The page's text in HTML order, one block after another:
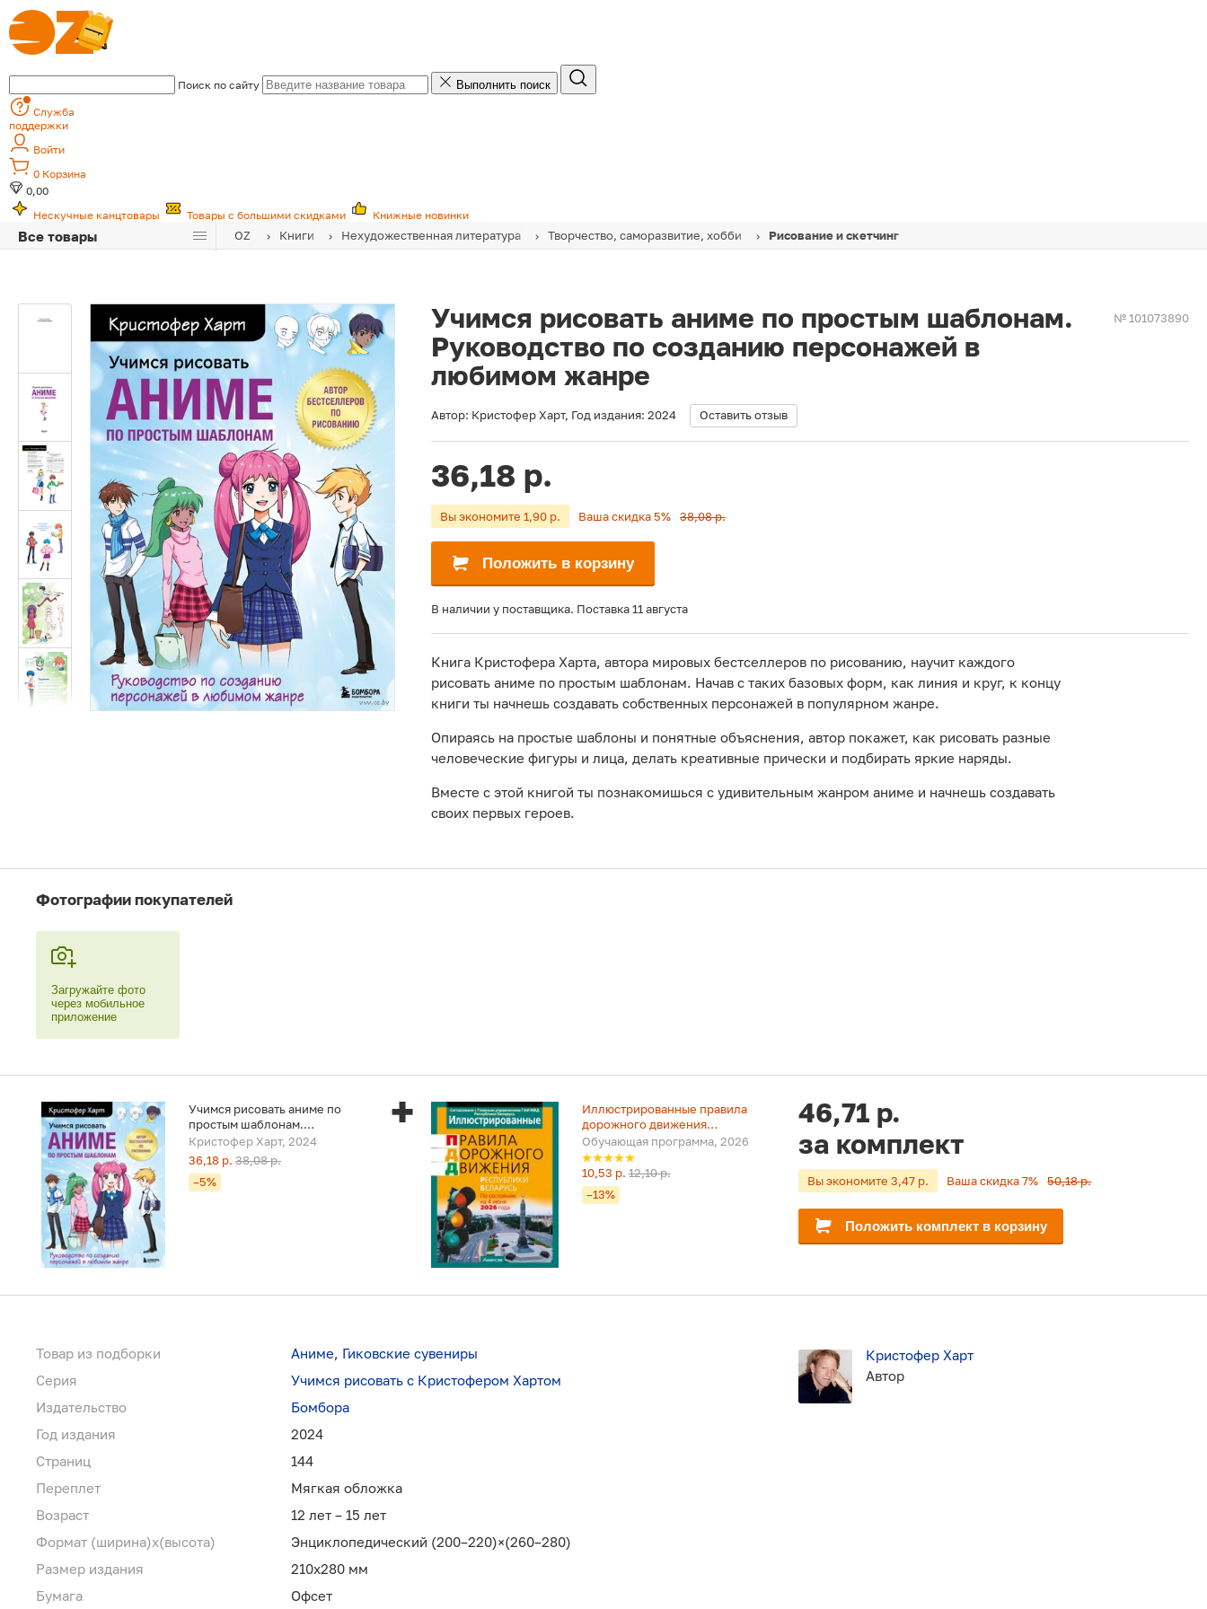
Поиск по сайту
Выполнить поиск
Служба
поддержки
Войти
0 Корзина
0,00
Нескучные канцтовары
Товары с большими скидками Книжные новинки
Все товары OZ Книги Нехудожественная литература Творчество, саморазвитие, хобби Рисование и скетчинг
Учимся рисовать аниме по простым шаблонам.
Руководство по созданию персонажей в
любимом жанре
№ 101073890
Автор: Кристофер Харт, Год издания: 2024 Оставить отзыв
36,18 р.
Вы экономите 1,90 р. Ваша скидка 5% 38,08 р.
Положить в корзину
В наличии у поставщика. Поставка 11 августа
Книга Кристофера Харта, автора мировых бестселлеров по рисованию, научит каждого
рисовать аниме по простым шаблонам. Начав с таких базовых форм, как линия и круг, к концу
книги ты начнешь создавать собственных персонажей в популярном жанре.
Опираясь на простые шаблоны и понятные объяснения, автор покажет, как рисовать разные
человеческие фигуры и лица, делать креативные прически и подбирать яркие наряды.
Вместе с этой книгой ты познакомишься с удивительным жанром аниме и начнешь создавать
своих первых героев.
Фотографии покупателей
Загружайте фото
через мобильное
приложение
Учимся рисовать аниме по
простым шаблонам.
Руководство по созданию
персонажей в любимом жанре
Кристофер Харт, 2024
36,18 р. 38,08 р.
–5%
Иллюстрированные правила
дорожного движения
Республики Беларусь
Обучающая программа, 2026
10,53 р. 12,10 р.
–13%
46,71 р.
за комплект
Вы экономите 3,47 р. Ваша скидка 7% 50,18 р.
Положить комплект в корзину
Товар из подборки Аниме, Гиковские сувениры
Серия
Учимся рисовать с Кристофером Хартом
Издательство
Бомбора
Год издания
2024
Страниц
144
Переплет
Мягкая обложка
Возраст
12 лет – 15 лет
Формат (ширина)х(высота)
Энциклопедический (200–220)×(260–280)
Размер издания
210х280 мм
Бумага
Офсет
Кристофер Харт
Автор